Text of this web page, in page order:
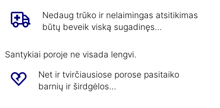
Nedaug trūko ir nelaimingas atsitikimas
būtų beveik viską sugadinęs...
Santykiai poroje ne visada lengvi.
Net ir tvirčiausiose porose pasitaiko
barnių ir širdgėlos...